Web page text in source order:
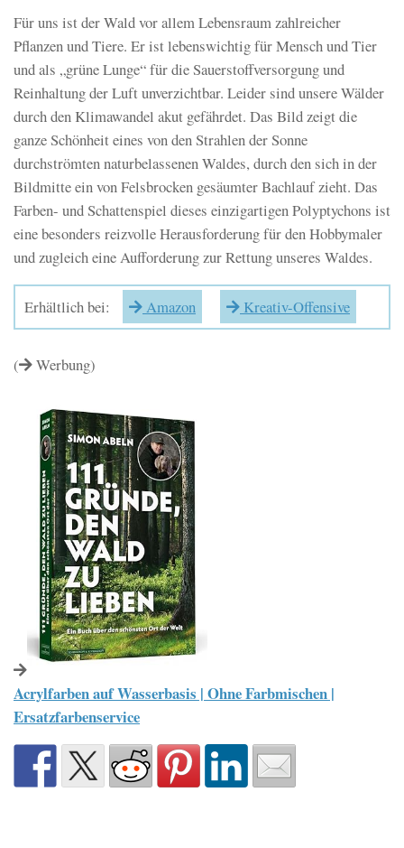
Für uns ist der Wald vor allem Lebensraum zahlreicher
Pflanzen und Tiere. Er ist lebenswichtig für Mensch und Tier
und als „grüne Lunge“ für die Sauerstoffversorgung und
Reinhaltung der Luft unverzichtbar. Leider sind unsere Wälder
durch den Klimawandel akut gefährdet. Das Bild zeigt die
ganze Schönheit eines von den Strahlen der Sonne
durchströmten naturbelassenen Waldes, durch den sich in der
Bildmitte ein von Felsbrocken gesäumter Bachlauf zieht. Das
Farben- und Schattenspiel dieses einzigartigen Polyptychons ist
eine besonders reizvolle Herausforderung für den Hobbymaler
und zugleich eine Aufforderung zur Rettung unseres Waldes.
Erhältlich bei: Amazon Kreativ-Offensive
( Werbung)
Acrylfarben auf Wasserbasis | Ohne Farbmischen |
Ersatzfarbenservice